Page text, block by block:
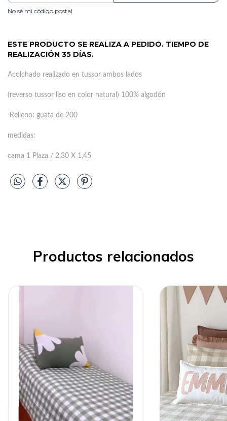
No sé mi código postal
ESTE PRODUCTO SE REALIZA A PEDIDO. TIEMPO DE
REALIZACIÓN 35 DÍAS.
Acolchado realizado en tussor ambos lados
(reverso tussor liso en color natural) 100% algodón
Relleno: guata de 200
medidas:
cama 1 Plaza / 2,30 X 1,45
Productos relacionados